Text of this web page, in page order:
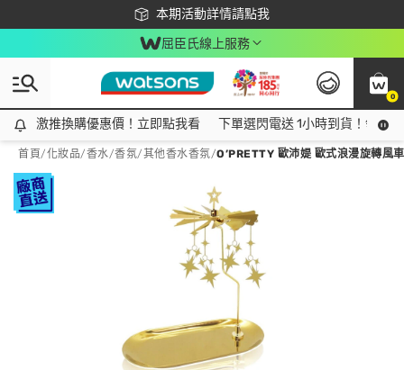
本期活動詳情請點我
下載app最高回饋$350
屈臣氏線上服務
0
激推換購優惠價！立即點我看
激推換購優惠價！立即點我看 下單選閃電送 1小時到貨！領神
首頁/化妝品/香水/香氛/其他香水香氛/O’PRETTY 歐沛媞 歐式浪漫旋轉風